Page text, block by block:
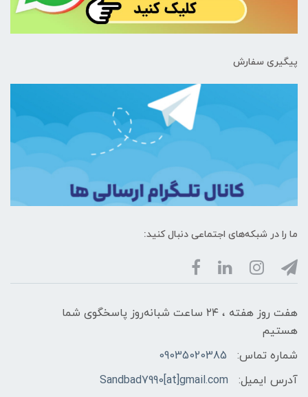
پیگیری سفارش
ما را در شبکه‌های اجتماعی دنبال کنید:
هفت روز هفته ، ۲۴ ساعت شبانه‌روز پاسخگوی شما
هستیم
شماره تماس:
09035020385
آدرس ایمیل:
Sandbad7990[at]gmail.com